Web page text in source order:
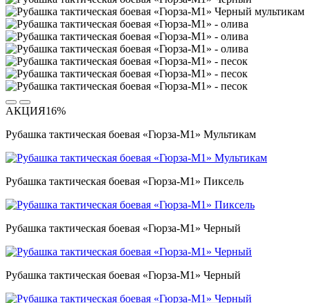
АКЦИЯ16%
Рубашка тактическая боевая «Гюрза-М1» Мультикам
Рубашка тактическая боевая «Гюрза-М1» Пиксель
Рубашка тактическая боевая «Гюрза-М1» Черный
Рубашка тактическая боевая «Гюрза-М1» Черный